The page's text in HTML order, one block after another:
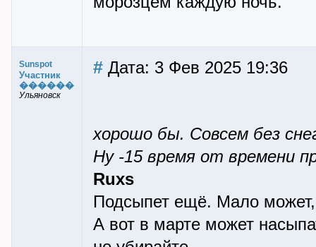
Sunspot
Участник
������
Ульяновск
# Дата: 3 Фев 2025 19:36
хорошо бы. Совсем без
Ну -15 время от времени
Ruxs
Подсыпет ещё. Мало может,
А вот в марте может